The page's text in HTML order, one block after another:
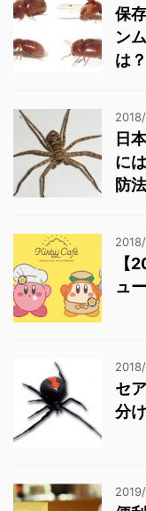
保
ン
は？
日
に
防
【
ュ
セ
分